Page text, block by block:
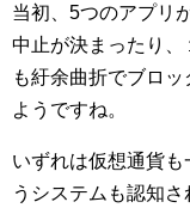
当初、5つのアプリ
中止が決まったり
も紆余曲折でブロ
ようですね。
いずれは仮想通貨
うシステムも認知